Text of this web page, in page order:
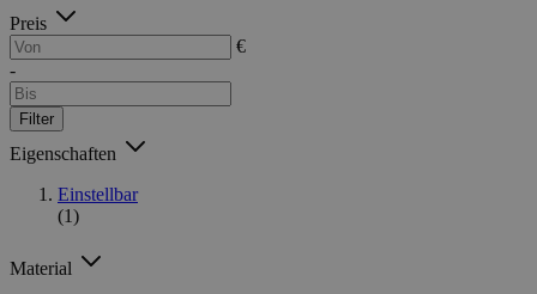
Preis
€
-
Filter
Eigenschaften
Einstellbar
(1)
Material